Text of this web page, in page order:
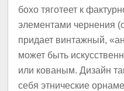
бохо тяготеет к
элементами чернения
придает винтажный,
может быть
или кованым. Дизайн
себя этнические